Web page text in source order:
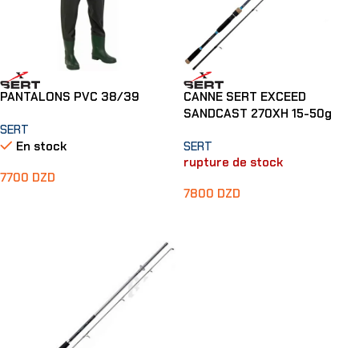
PANTALONS PVC 38/39
SERT
En stock
7700 DZD
CANNE SERT EXCEED
SANDCAST 270XH 15-50g
SERT
rupture de stock
7800 DZD